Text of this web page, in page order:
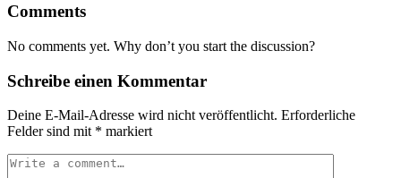
Comments
No comments yet. Why don’t you start the discussion?
Schreibe einen Kommentar
Deine E-Mail-Adresse wird nicht veröffentlicht. Erforderliche
Felder sind mit * markiert